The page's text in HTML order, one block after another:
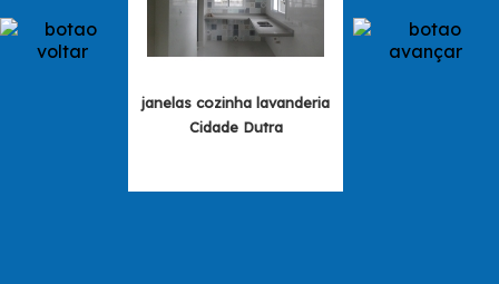
janelas cozinha lavanderia
Cidade Dutra